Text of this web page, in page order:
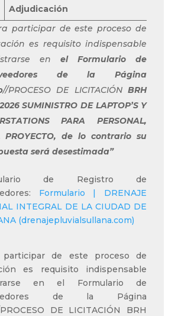
Adjudicación
participar de este proceso de
es requisito indispensable
en el Formulario de
de la Página
//PROCESO DE LICITACIÓNBRH
SUMINISTRO DE LAPTOP’S Y
PARA PERSONAL,
PROYECTO, de lo contrario su
será desestimada”
de Registro de
Formulario | DRENAJE
INTEGRAL DE LA CIUDAD DE
(drenajepluvialsullana.com)
participar de este proceso de
es requisito indispensable
en el Formulario de
de la Página
DE LICITACIÓN BRH